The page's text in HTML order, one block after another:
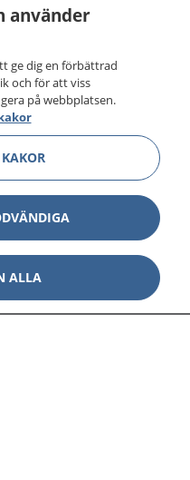
bättre.
Visa
Visa
använder
ge dig en förbättrad
och för att viss
på webbplatsen.
ALLA